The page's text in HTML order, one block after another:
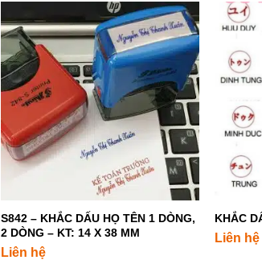
S842 – KHẮC DẤU HỌ TÊN 1 DÒNG,
2 DÒNG – KT: 14 X 38 MM
Liên hệ
+
KHẮC
Liên hệ